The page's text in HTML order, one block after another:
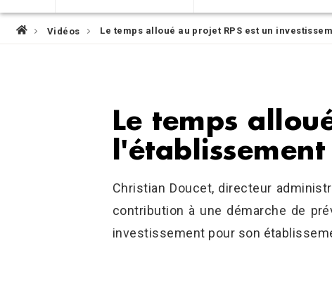
Fil
Vidéos Le temps alloué au projet RPS est un
Le temps
l'établissement
Christian Doucet, directeur
contribution à une démarche de
investissement pour son